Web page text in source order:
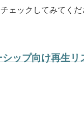
ェックしてみてくだ
ップ向け再生